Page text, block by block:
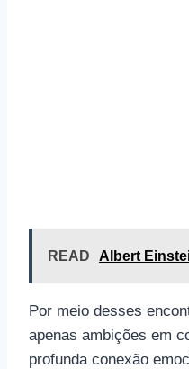
READ Albert
Por meio desses
apenas ambições em
profunda conexão